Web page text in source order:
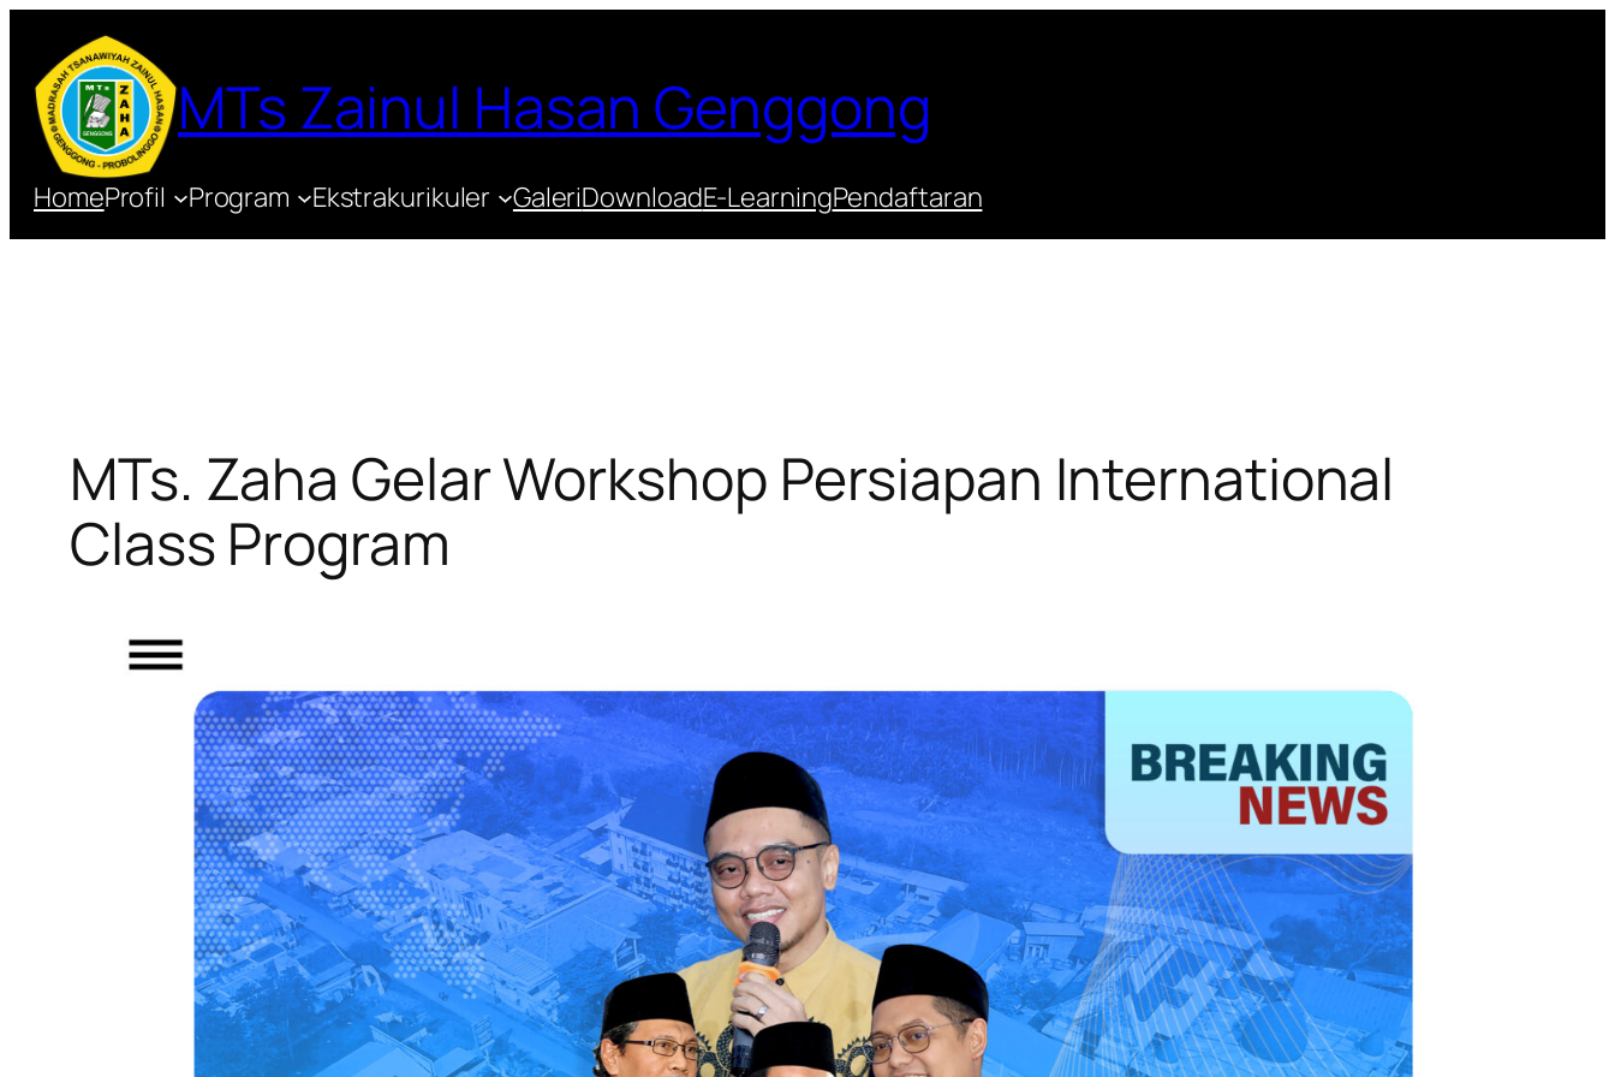
konten
MTs Zainul Hasan Genggong
HomeProfil Program Ekstrakurikuler GaleriDownloadE-LearningPendaftaran
MTs. Zaha Gelar Workshop Persiapan International
Class Program